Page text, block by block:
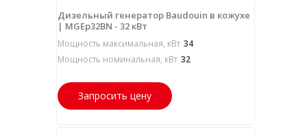
Дизельный генератор Baudouin в кожухе
| MGEp32BN - 32 кВт
Мощность максимальная, кВт 34
Мощность номинальная, кВт 32
Запросить цену